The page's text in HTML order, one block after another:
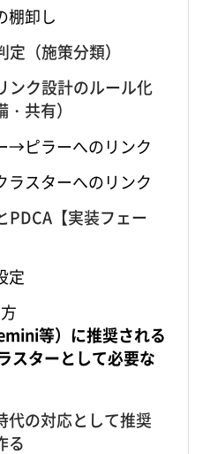
棚卸し
（施策分類）
ンク設計のルール化
・共有）
→ピラーへのリンク
スターへのリンク
PDCA【実装フェー
定
等）に推奨される
スターとして必要な
代の対応として推奨
る